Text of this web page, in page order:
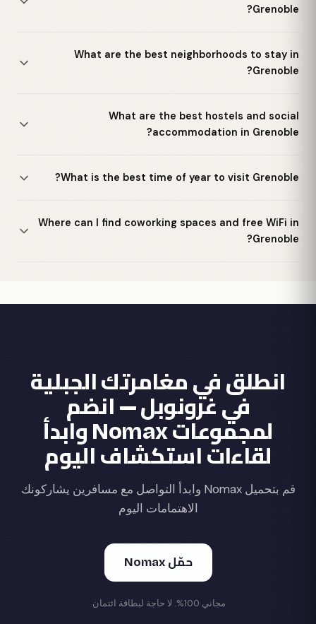
Grenoble?
What are the best neighborhoods to stay in
Grenoble?
What are the best hostels and social
accommodation in Grenoble?
What is the best time of year to visit Grenoble?
Where can I find coworking spaces and free WiFi in
Grenoble?
انطلق في مغامرتك الجبلية
في غرونوبل — انضم
لمجموعات Nomax وابدأ
لقاءات استكشاف اليوم
قم بتحميل Nomax وابدأ التواصل مع مسافرين يشاركونك
الاهتمامات اليوم
حمّل Nomax
مجاني 100%. لا حاجة لبطاقة ائتمان.